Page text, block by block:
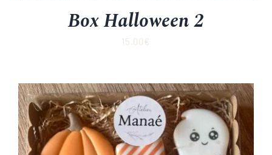
Box Halloween 2
15.00€